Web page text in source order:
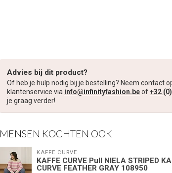
Advies bij dit product?
Of heb je hulp nodig bij je bestelling? Neem contact
klantenservice via info@infinityfashion.beof+32
je graag verder!
MENSEN KOCHTEN OOK
KAFFE CURVE
KAFFE CURVE Pull NIELA STRIPED
CURVE FEATHER GRAY 108950